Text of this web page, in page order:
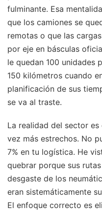
fulminante. Esa
que los camiones se
remotas o que las
por eje en básculas
le quedan 100 unidades
150 kilómetros cuando
planificación de sus
se va al traste.
La realidad del sector
vez más estrechos. No
7% en tu logística. He
quebrar porque sus
desgaste de los
eran sistemáticamente
El enfoque correcto es